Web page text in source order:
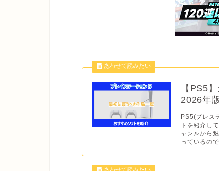
【PS5
2026年
PS5(プレス
トを紹介し
ャンルから
っているの